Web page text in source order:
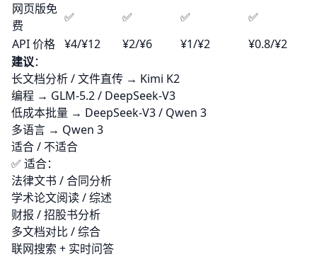
网页版免
费
✅ ✅ ✅
✅
API 价格 ¥4/¥12 ¥2/¥6 ¥1/¥2
¥0.8/¥2
建议：
长文档分析 / 文件直传 → Kimi K2
编程 → GLM-5.2 / DeepSeek-V3
低成本批量 → DeepSeek-V3 / Qwen 3
多语言 → Qwen 3
适合 / 不适合
✅ 适合：
法律文书 / 合同分析
学术论文阅读 / 综述
财报 / 招股书分析
多文档对比 / 综合
联网搜索 + 实时问答